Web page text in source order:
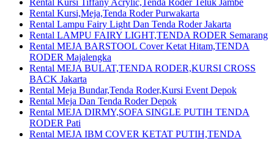
Rental Kursi Tiffany Acrylic,Tenda Roder Teluk Jambe
Rental Kursi,Meja,Tenda Roder Purwakarta
Rental Lampu Fairy Light Dan Tenda Roder Jakarta
Rental LAMPU FAIRY LIGHT,TENDA RODER Semarang
Rental MEJA BARSTOOL Cover Ketat Hitam,TENDA
RODER Majalengka
Rental MEJA BULAT,TENDA RODER,KURSI CROSS
BACK Jakarta
Rental Meja Bundar,Tenda Roder,Kursi Event Depok
Rental Meja Dan Tenda Roder Depok
Rental MEJA DIRMY,SOFA SINGLE PUTIH TENDA
RODER Pati
Rental MEJA IBM COVER KETAT PUTIH,TENDA